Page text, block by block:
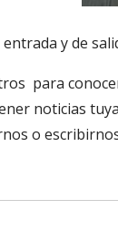
y de
para
noticias
o